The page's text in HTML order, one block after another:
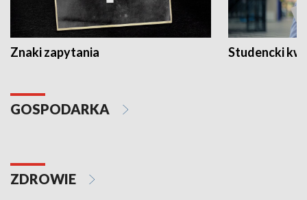
Znaki zapytania Studencki
GOSPODARKA
ZDROWIE